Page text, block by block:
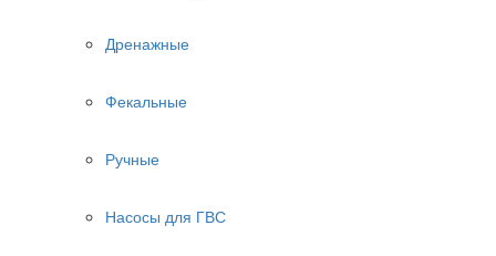
Дренажные
Фекальные
Ручные
Насосы для ГВС